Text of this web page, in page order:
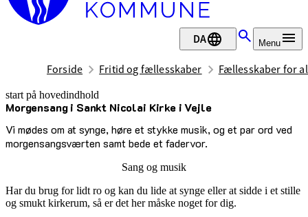
DA Menu
Forside Fritid og fællesskaber Fællesskaber for
start på hovedindhold
Morgensang i Sankt Nicolai Kirke i Vejle
Vi mødes om at synge, høre et stykke musik, og et par ord ved
morgensangsværten samt bede et fadervor.
senest opdateret 12. maj 2026
Sang og musik
Har du brug for lidt ro og kan du lide at synge eller at sidde i et stille
og smukt kirkerum, så er det her måske noget for dig.